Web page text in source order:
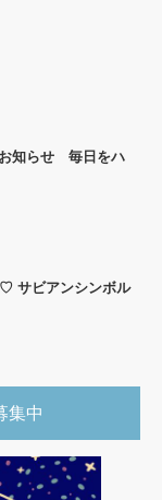
お知らせ 毎日をハ
サビアンシンボル
集中